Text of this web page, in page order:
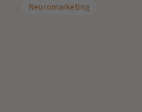
Neuromarketing